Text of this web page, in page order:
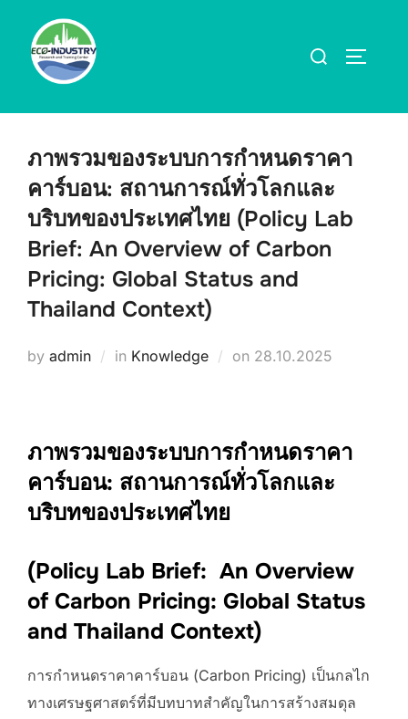
content
Search
ภาพรวมของระบบการกำหนดราคา
คาร์บอน: สถานการณ์ทั่วโลกและ
บริบทของประเทศไทย (Policy Lab
Brief: An Overview of Carbon
Pricing: Global Status and
Thailand Context)
by admin in Knowledge on Posted
28.10.2025
ภาพรวมของระบบการกำหนดราคา
คาร์บอน: สถานการณ์ทั่วโลกและ
บริบทของประเทศไทย
(Policy Lab Brief: An Overview
of Carbon Pricing: Global Status
and Thailand Context)
การกำหนดราคาคาร์บอน (Carbon Pricing) เป็นกลไก
ทางเศรษฐศาสตร์ที่มีบทบาทสำคัญในการสร้างสมดุล